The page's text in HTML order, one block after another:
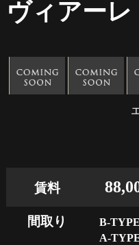
ヴィアー
賃料
間取り
B-
A-